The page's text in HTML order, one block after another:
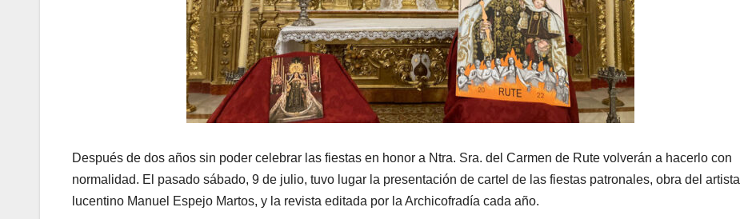
Después de dos años sin poder celebrar las fiestas en honor a Ntra. Sra. del Carmen de Rute volverán a hacerlo con
normalidad. El pasado sábado, 9 de julio, tuvo lugar la presentación de cartel de las fiestas patronales, obra del artista
lucentino Manuel Espejo Martos, y la revista editada por la Archicofradía cada año.